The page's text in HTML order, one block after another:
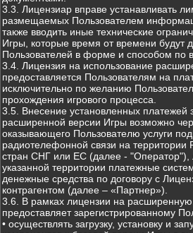
3.3. Лицензиар вправе устанавливать
размещаемых Пользователем
также вводить иные технические
Игры, которые время от времени будут
Пользователей в форме и способом по
3.4. Лицензия на использование
предоставляется Пользователям на
исключительно по желанию
прохождения игрового процесса.
3.5. Внесение установленных платежей
расширенной версии Игры возможно
оказывающего Пользователю услуги
радиотелефонной связи на территории
стран СНГ или ЕС (далее - "Оператор"),
указанной территории платежные
денежные средства по договору с
контрагентом (далее – «Партнер»).
3.6. В рамках лицензии на
предоставляет зарегистрированному
• осуществлять загрузку, установку и